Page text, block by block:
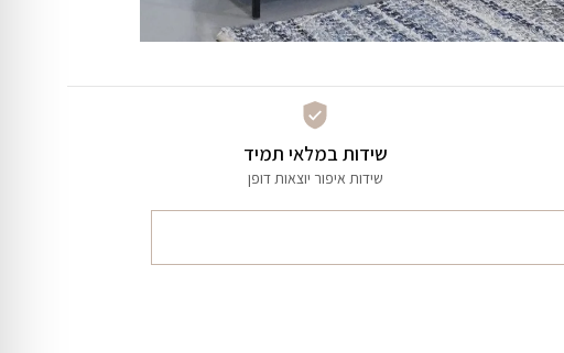
שידות במלאי תמיד
שידות איפור יוצאות דופן